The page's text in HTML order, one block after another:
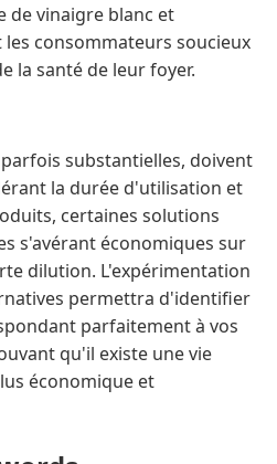
de vinaigre blanc et
consommateurs soucieux
la santé de leur foyer.
substantielles, doivent
la durée d'utilisation et
certaines solutions
s'avérant économiques sur
dilution. L'expérimentation
permettra d'identifier
parfaitement à vos
qu'il existe une vie
économique et